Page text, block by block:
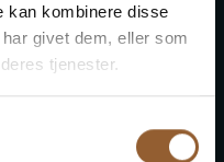
kan kombinere disse
givet dem, eller som
tjenester.